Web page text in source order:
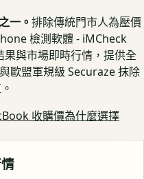
一。 排除傳統門市人為壓價
檢測軟體 - iMCheck
與市場即時行情，提供全
歐盟軍規級 Securaze 抹除
收購價為什麼選擇